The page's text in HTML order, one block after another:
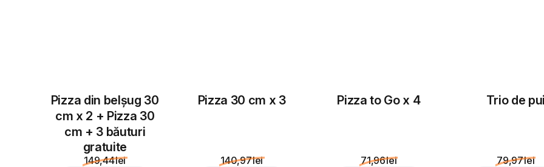
Pizza din belșug 30
cm x 2 + Pizza 30
cm + 3 băuturi
gratuite
149,44 lei
Pizza 30 cm x 3
140,97 lei
Pizza to Go x 4
71,96 lei
Trio de
79,97 lei